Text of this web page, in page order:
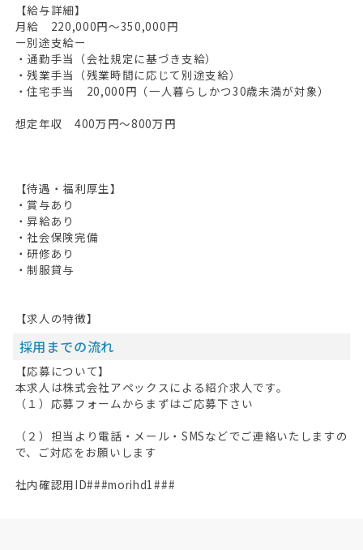
【給与詳細】
月給 220,000円～350,000円
ー別途支給ー
・通勤手当（会社規定に基づき支給）
・残業手当（残業時間に応じて別途支給）
・住宅手当 20,000円（一人暮らしかつ30歳未満が対象）
想定年収 400万円～800万円
【待遇・福利厚生】
・賞与あり
・昇給あり
・社会保険完備
・研修あり
・制服貸与
【求人の特徴】
採用までの流れ
【応募について】
本求人は株式会社アペックスによる紹介求人です。
（１）応募フォームからまずはご応募下さい
（２）担当より電話・メール・SMSなどでご連絡いたしますの
で、ご対応をお願いします
社内確認用ID###morihd1###